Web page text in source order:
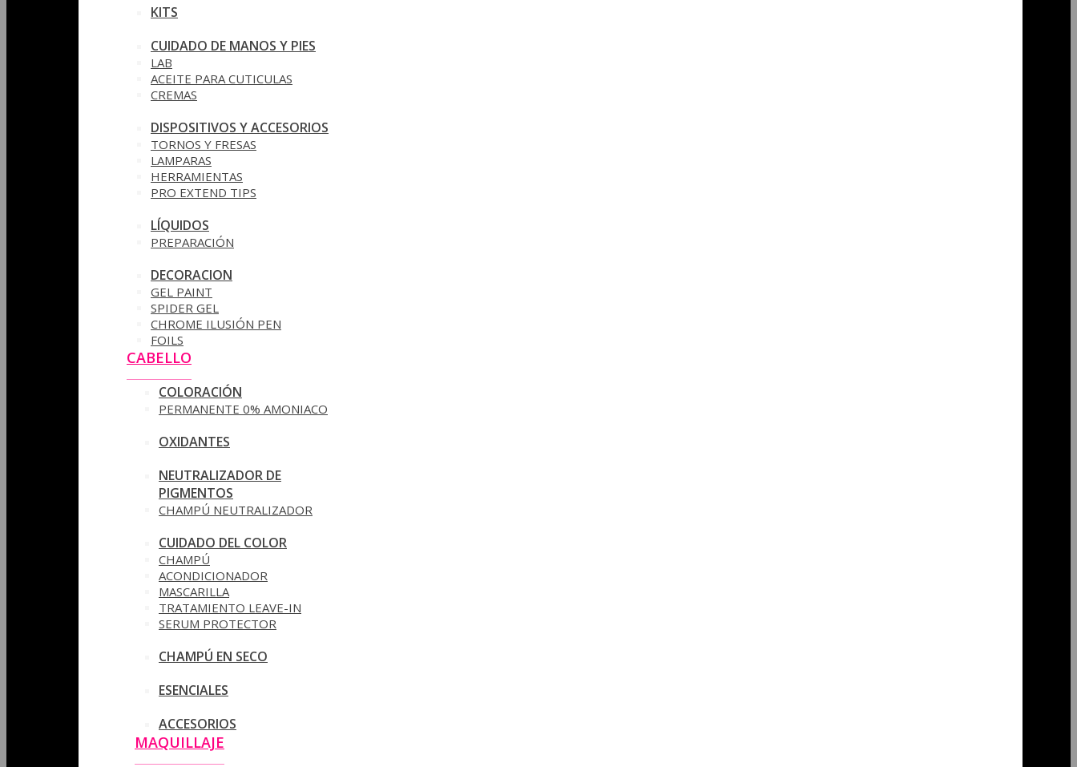
KITS
CUIDADO DE MANOS Y PIES
LAB
ACEITE PARA CUTICULAS
CREMAS
DISPOSITIVOS Y ACCESORIOS
TORNOS Y FRESAS
LAMPARAS
HERRAMIENTAS
PRO EXTEND TIPS
LÍQUIDOS
PREPARACIÓN
DECORACION
GEL PAINT
SPIDER GEL
CHROME ILUSIÓN PEN
FOILS
CABELLO
COLORACIÓN
PERMANENTE 0% AMONIACO
OXIDANTES
NEUTRALIZADOR DE
PIGMENTOS
CHAMPÚ NEUTRALIZADOR
CUIDADO DEL COLOR
CHAMPÚ
ACONDICIONADOR
MASCARILLA
TRATAMIENTO LEAVE-IN
SERUM PROTECTOR
CHAMPÚ EN SECO
ESENCIALES
ACCESORIOS
MAQUILLAJE